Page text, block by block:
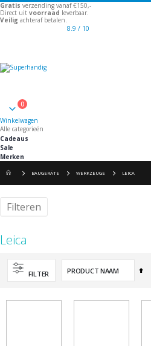
Gratis verzending vanaf €150,-
Direct uit voorraad leverbaar.
Veilig achteraf betalen.
8.9 / 10
Winkelwagen
0
Winkelwagen
Alle categorieën
Cadeaus
Sale
Merken
BAUGERÄTE WERKZEUGE LEICA
Leica
FILTER
Van
Filteren